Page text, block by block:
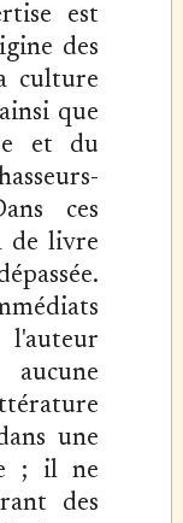
est
des
culture
que
et du
ces
de livre
une
; il ne
des